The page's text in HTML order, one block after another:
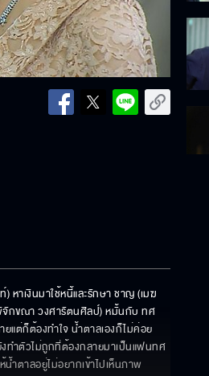
าเงินมาใช้หนี้และรักษา ชาญ (เมฆ
จักขณา วงศารัตนศิลป์) หมั้นกับ ทศ
ยแต่ก็ต้องทำใจ น้ำตาลเองก็ไม่ค่อย
ทำตัวไม่ถูกที่ต้องกลายมาเป็นแฟนทศ
ำตาลอยู่ไม่อยากเข้าไปเห็นภาพ